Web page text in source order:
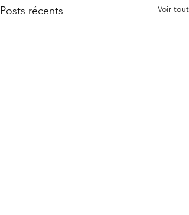
Posts récents Voir tout